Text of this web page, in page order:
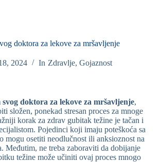
doktora za lekove za mršavljenje
2024 In Zdravlje, Gojaznost
doktora za lekove za mršavljenje,
složen, ponekad stresan proces za mnoge
korak za zdrav gubitak težine je tačan i
Pojedinci koji imaju poteškoća sa
mogu osetiti neodlučnost ili anksioznost na
Međutim, ne treba zaboraviti da dobijanje
težine može učiniti ovaj proces mnogo